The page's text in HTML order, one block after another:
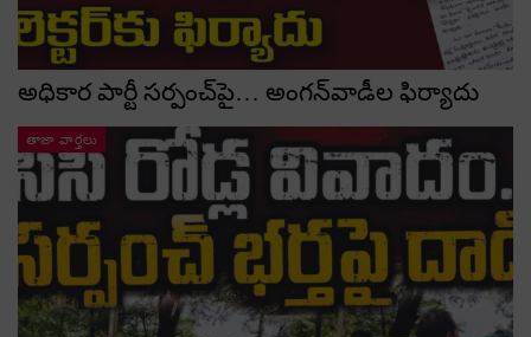
అధికార పార్టీ స‌ర్పంచ్‌పై… అంగ‌న్‌వాడీల ఫిర్యాదు
తాజా వార్తలు